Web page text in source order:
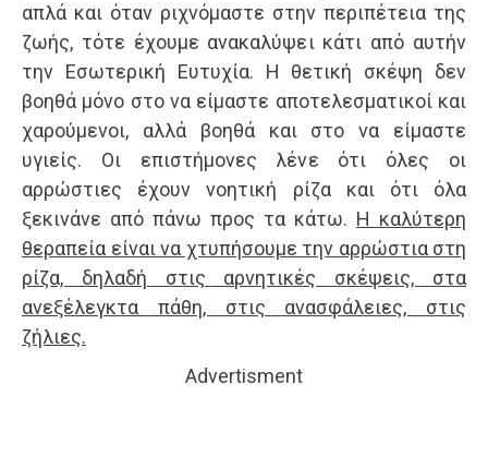
απλά και όταν ριχνόμαστε στην περιπέτεια της
ζωής, τότε έχουμε ανακαλύψει κάτι από αυτήν
την Εσωτερική Ευτυχία. Η θετική σκέψη δεν
βοηθά μόνο στο να είμαστε αποτελεσματικοί και
χαρούμενοι, αλλά βοηθά και στο να είμαστε
υγιείς. Οι επιστήμονες λένε ότι όλες οι
αρρώστιες έχουν νοητική ρίζα και ότι όλα
ξεκινάνε από πάνω προς τα κάτω. Η καλύτερη
θεραπεία είναι να χτυπήσουμε την αρρώστια στη
ρίζα, δηλαδή στις αρνητικές σκέψεις, στα
ανεξέλεγκτα πάθη, στις ανασφάλειες, στις
ζήλιες.
Advertisment